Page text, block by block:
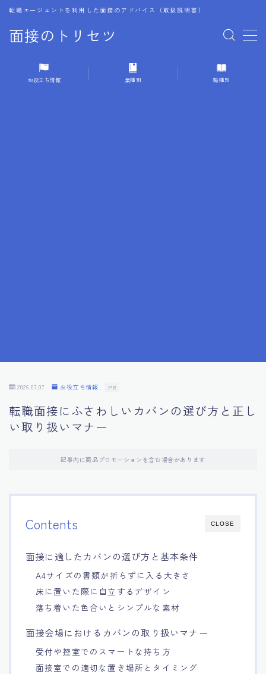
面接のトリセツ
転職エージェントを利用した面接のアドバイス（取扱説明書）
MENU
1.成功する面接戦略
10.フィードバックを活用する方法
11.オンライン面接の成功への鍵
14.キャリアアップのための面接戦略
15.職場適応力をアピールする方法
18.転職後の職場に適応するためのヒント
お役立ち情報 業種別 職種別
2026.07.07 お役立ち情報 PR
転職面接にふさわしいカバンの選び方と正し
い取り扱いマナー
記事内に商品プロモーションを含む場合があります
CLOSE
Contents
面接に適したカバンの選び方と基本条件
A4サイズの書類が折らずに入る大きさ
床に置いた際に自立するデザイン
落ち着いた色合いとシンプルな素材
面接会場におけるカバンの取り扱いマナー
受付や控室でのスマートな持ち方
面接室での適切な置き場所とタイミング